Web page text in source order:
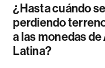
¿Hasta cuándo
perdiendo
a las monedas
Latina?